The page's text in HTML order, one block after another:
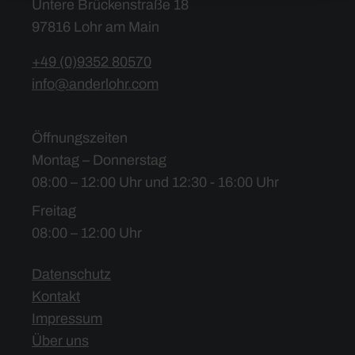
Untere Brückenstraße 18
97816 Lohr am Main
+49 (0)9352 80570
info@anderlohr.com
Öffnungszeiten
Montag – Donnerstag
08:00 – 12:00 Uhr und 12:30 - 16:00 Uhr
Freitag
08:00 – 12:00 Uhr
Datenschutz
Kontakt
Impressum
Über uns